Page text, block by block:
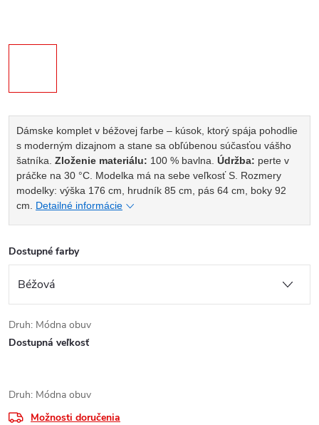
Dámske komplet v béžovej farbe – kúsok, ktorý spája pohodlie
s moderným dizajnom a stane sa obľúbenou súčasťou vášho
šatníka. Zloženie materiálu: 100 % bavlna. Údržba: perte v
práčke na 30 °C. Modelka má na sebe veľkosť S. Rozmery
modelky: výška 176 cm, hrudník 85 cm, pás 64 cm, boky 92
cm.
Detailné informácie
Dostupné farby
Druh: Módna obuv
Dostupná veľkosť
Druh: Módna obuv
Možnosti doručenia